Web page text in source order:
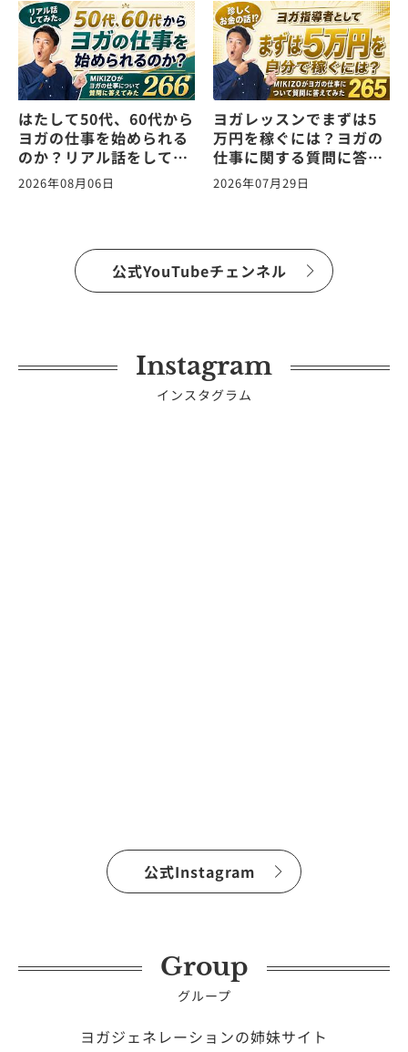
はたして50代、60代から
ヨガの仕事を始められる
のか？リアル話をしてみ
た。ヨガの仕事に関する
質問に答えます！
2026年08月06日
ヨガレッスンでまずは5
万円を稼ぐには？ヨガの
仕事に関する質問に答え
ます！vol.265
2026年07月29日
公式YouTubeチェンネル
Instagram
インスタグラム
公式Instagram
Group
グループ
ヨガジェネレーションの姉妹サイト